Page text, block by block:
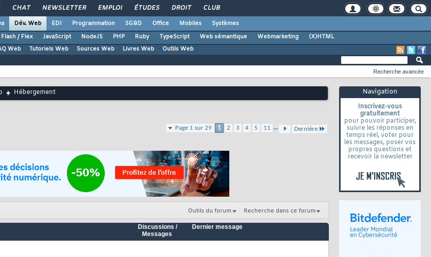
CHAT NEWSLETTER EMPLOI ÉTUDES DROIT CLUB
Dév. Web EDI Programmation SGBD Office Mobiles
Systèmes
Flash / Flex JavaScript NodeJS PHP Ruby TypeScript Web sémantique Webmarketing
(X)HTML
Web Tutoriels Web Sources Web Livres Web Outils Web
Recherche avancée
Hébergement Navigation
Inscrivez-vous
gratuitement
pour pouvoir participer,
suivre les réponses en
temps réel, voter pour
les messages, poser vos
propres questions et
recevoir la newsletter
Page 1 sur 29 1 2 3 4 5 11 ... Dernière
Outils du forum Recherche dans ce forum
Discussions /
Messages
Dernier message